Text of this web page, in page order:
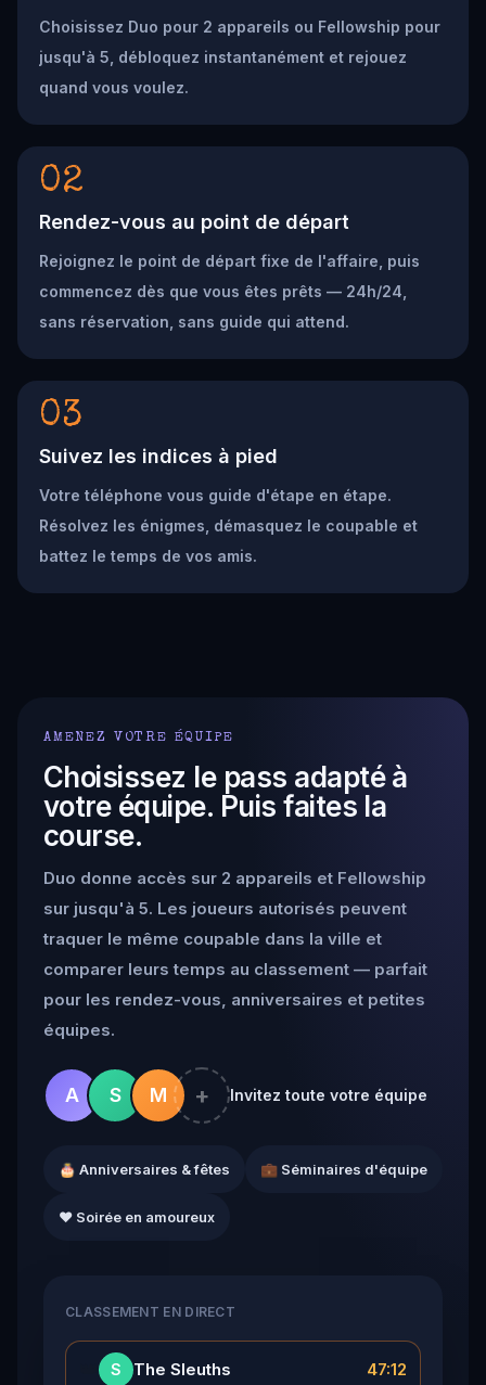
Choisissez Duo pour 2 appareils ou Fellowship pour
jusqu'à 5, débloquez instantanément et rejouez
quand vous voulez.
02
Rendez-vous au point de départ
Rejoignez le point de départ fixe de l'affaire, puis
commencez dès que vous êtes prêts — 24h/24,
sans réservation, sans guide qui attend.
03
Suivez les indices à pied
Votre téléphone vous guide d'étape en étape.
Résolvez les énigmes, démasquez le coupable et
battez le temps de vos amis.
AMENEZ VOTRE ÉQUIPE
Choisissez le pass adapté à
votre équipe. Puis faites la
course.
Duo donne accès sur 2 appareils et Fellowship
sur jusqu'à 5. Les joueurs autorisés peuvent
traquer le même coupable dans la ville et
comparer leurs temps au classement — parfait
pour les rendez-vous, anniversaires et petites
équipes.
A S M + Invitez toute votre équipe
🎂 Anniversaires & fêtes 💼 Séminaires d'équipe
❤️ Soirée en amoureux
CLASSEMENT EN DIRECT
S The Sleuths 47:12